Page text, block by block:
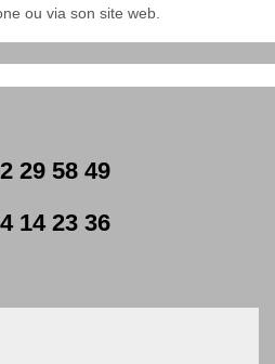
ou via son site web.
29 58 49
14 23 36